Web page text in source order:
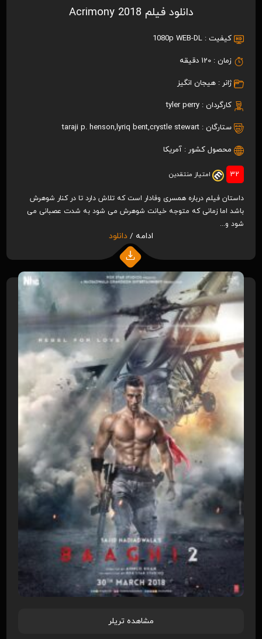
دانلود فیلم Acrimony 2018
کیفیت : 1080p WEB-DL
زمان : 120 دقیقه
ژانر : هیجان انگیز
کارگردان : tyler perry
ستارگان : taraji p. henson,lyriq bent,crystle stewart
محصول کشور : آمریکا
32 امتیاز منتقدین
داستان فیلم درباره همسری وفادار است که تلاش دارد تا در کنار شوهرش
باشد اما زمانی که متوجه خیانت شوهرش می شود به شدت عصبانی می
شود و...
ادامه / دانلود
مشاهده تریلر